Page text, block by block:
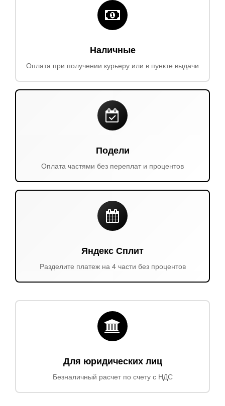
Наличные
Оплата при получении курьеру или в пункте выдачи
Подели
Оплата частями без переплат и процентов
Яндекс Сплит
Разделите платеж на 4 части без процентов
Для юридических лиц
Безналичный расчет по счету с НДС